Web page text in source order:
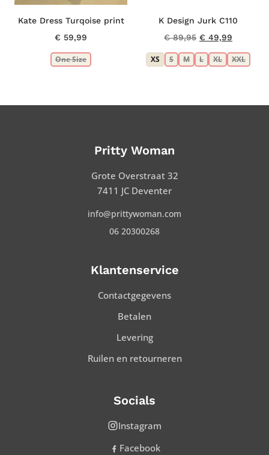
Kate Dress Turqoise print
€ 59,99
One Size
K Design Jurk C110
€89,95 Oorspronkelijke
prijs
was:
€ 49,99
prijs
is:
XS S M L XL XXL
Pritty Woman
Grote Overstraat 32
7411 JC Deventer
info@prittywoman.com
06 20300268
Klantenservice
Contactgegevens
Betalen
Levering
Ruilen en retourneren
Socials
Instagram
Facebook